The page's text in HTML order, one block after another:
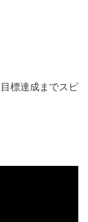
標達成までスピ